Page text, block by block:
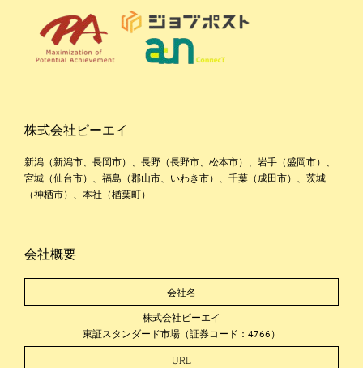
株式会社ピーエイ
新潟（新潟市、長岡市）、長野（長野市、松本市）、岩手（盛岡市）、
宮城（仙台市）、福島（郡山市、いわき市）、千葉（成田市）、茨城
（神栖市）、本社（楢葉町）
会社概要
会社名
株式会社ピーエイ
東証スタンダード市場（証券コード：4766）
URL